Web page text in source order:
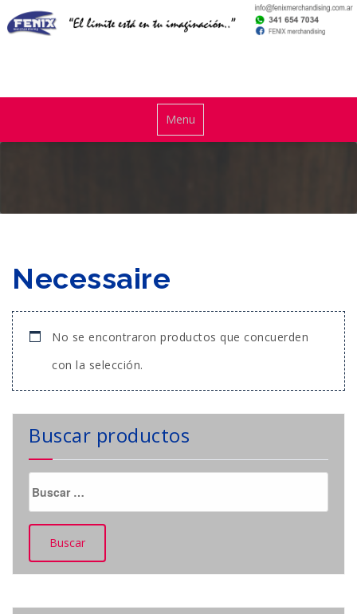
to
content
Toggle
navigationMenu
Menu
Necessaire
No se encontraron productos que concuerden
con la selección.
Buscar productos